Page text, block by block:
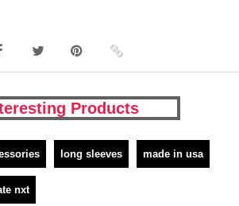
Products
long sleeves made in usa
nxt